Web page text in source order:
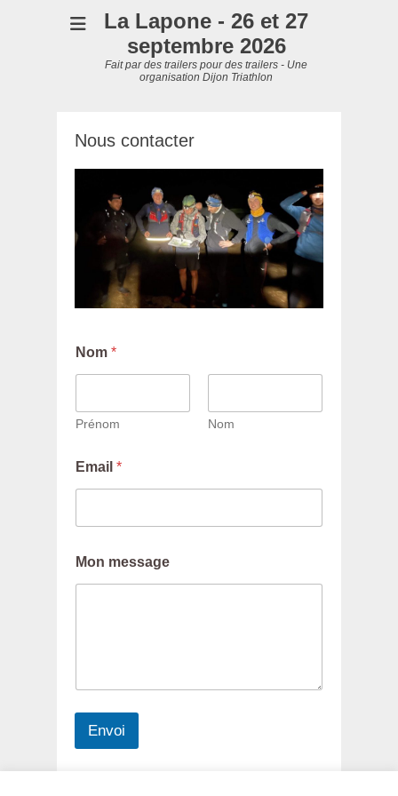
La Lapone - 26 et 27
septembre 2026
Fait par des trailers pour des trailers - Une
organisation Dijon Triathlon
Nous contacter
Nom *
Prénom Nom
m
a
o
n
M
Email *
Mon message
Envoi